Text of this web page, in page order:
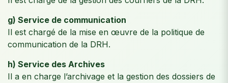
g) Service de communication
Il est chargé de la mise en œuvre de la politique de
communication de la DRH.
h) Service des Archives
Il a en charge l’archivage et la gestion des dossiers de